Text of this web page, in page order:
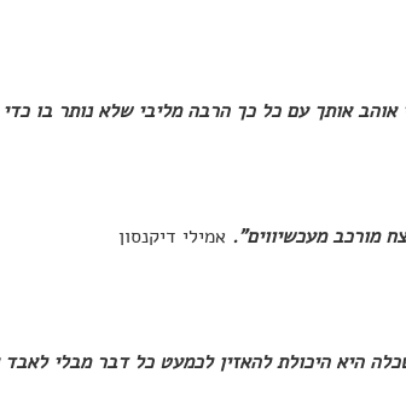
אוהב אותך עם כל כך הרבה מליבי שלא נותר בו
מורכב מעכשיווים". אמילי דיקנסון
היא היכולת להאזין לכמעט כל דבר מבלי